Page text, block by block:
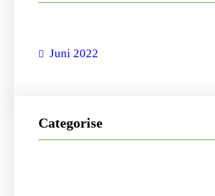
Juni 2022
Categorise